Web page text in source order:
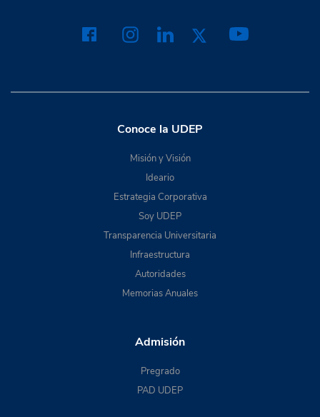
Conoce la UDEP
Misión y Visión
Ideario
Estrategia Corporativa
Soy UDEP
Transparencia Universitaria
Infraestructura
Autoridades
Memorias Anuales
Admisión
Pregrado
PAD UDEP